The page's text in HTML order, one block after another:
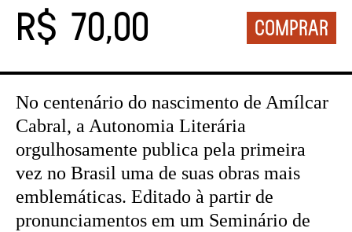
R$ 70,00
No centenário do nascimento de Amílcar
Cabral, a Autonomia Literária
orgulhosamente publica pela primeira
vez no Brasil uma de suas obras mais
emblemáticas. Editado à partir de
pronunciamentos em um Seminário de